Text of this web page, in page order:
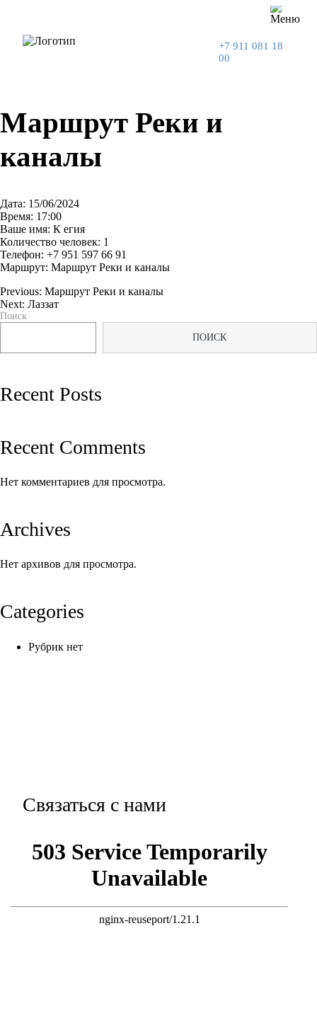
+7 911 081 18
00
Маршрут Реки и
каналы
Дата: 15/06/2024
Время: 17:00
Ваше имя: К егия
Количество человек: 1
Телефон: +7 951 597 66 91
Маршрут: Маршрут Реки и каналы
Навигация
записям
Previous: Маршрут Реки и каналы
Next: Лаззат
Поиск
ПОИСК
Recent Posts
Recent Comments
Нет комментариев для просмотра.
Archives
Нет архивов для просмотра.
Categories
Рубрик нет
Связаться с нами